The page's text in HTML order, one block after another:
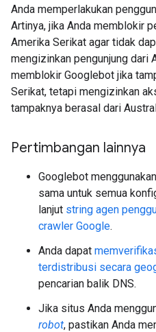
Anda memperlakukan
Artinya, jika Anda memblokir
Amerika Serikat agar tidak
mengizinkan pengunjung dari
memblokir Googlebot jika
Serikat, tetapi mengizinkan
tampaknya berasal dari
Pertimbangan lainnya
Googlebot
sama untuk semua
lanjut string agen
crawler Google.
Anda dapat
terdistribusi secara
pencarian balik DNS.
Jika situs Anda
robot, pastikan Anda